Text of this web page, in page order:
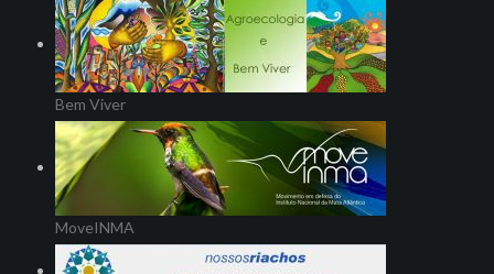
Bem Viver
MoveINMA